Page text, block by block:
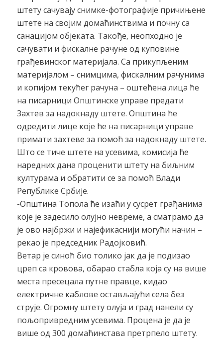
штету сачувају снимке-фотографије причињене
штете на својим домаћинствима и почну са
санацијом објеката. Такође, неопходно је
сачувати и фискалне рачуне од куповине
грађевинског материјала. Са прикупљеним
материјалом – снимцима, фискалним рачунима
и копијом текућег рачуна – оштећена лица ће
на писарници Општинске управе предати
Захтев за надокнаду штете. Општина ће
одредити лице које ће на писарници управе
примати захтеве за помоћ за надокнаду штете.
Што се тиче штете на усевима, комисија ће
наредних дана проценити штету на биљним
културама и обратити се за помоћ Влади
Републике Србије.
-Општина Топола ће изаћи у сусрет грађанима
које је задесило олујно невреме, а сматрамо да
је ово најбржи и најефикаснији могући начин –
рекао је председник Радојковић.
Ветар је синоћ био толико јак да је подизао
цреп са кровова, обарао стабла која су на више
места пресецала путне правце, кидао
електричне каблове остављајући села без
струје. Огромну штету олуја и град нанели су
пољопривредним усевима. Процена је да је
више од 300 домаћинстава претрпело штету.